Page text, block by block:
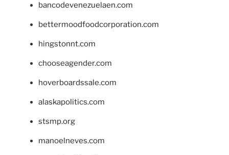
bancodevenezuelaen.com
bettermoodfoodcorporation.com
hingstonnt.com
chooseagender.com
hoverboardssale.com
alaskapolitics.com
stsmp.org
manoelneves.com